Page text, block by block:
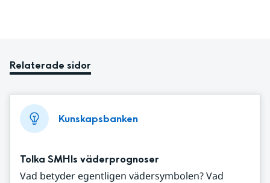
Relaterade sidor
Kunskapsbanken
Tolka SMHIs väderprognoser
Vad betyder egentligen vädersymbolen? Vad